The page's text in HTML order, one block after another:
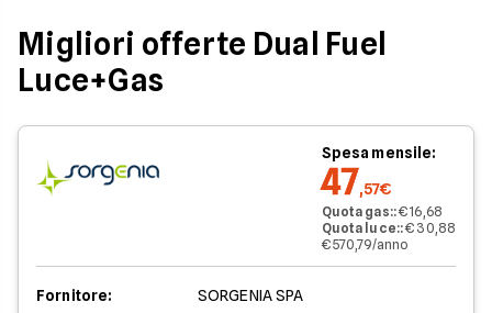
Migliori offerte Dual Fuel
Luce+Gas
Spesa mensile:
47,57€
Quota gas::€ 16,68
Quota luce::€ 30,88
€ 570,79/anno
Fornitore:
SORGENIA SPA